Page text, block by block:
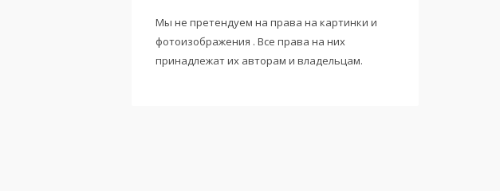
Мы не претендуем на права на картинки и
фотоизображения . Все права на них
принадлежат их авторам и владельцам.